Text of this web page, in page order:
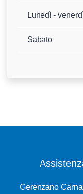
Lunedì -
Sabato
Gerenzano